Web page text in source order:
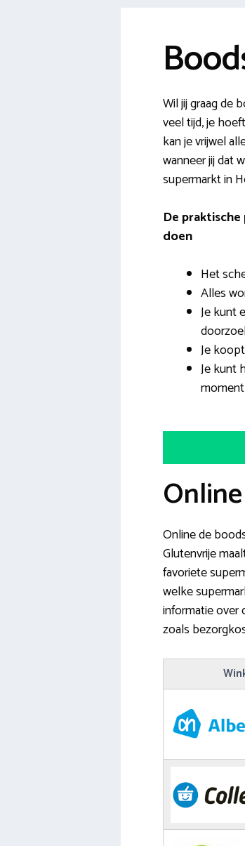
Wil jij graag de
veel tijd, je
kan je vrijwel
wanneer jij dat
supermarkt in
De
doen
Het
Alles
Je kunt
Je
Je kunt
Online de
Glutenvrije
favoriete
welke
informatie over
zoals